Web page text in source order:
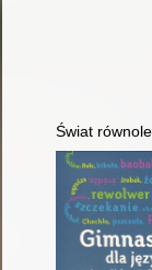
Świat